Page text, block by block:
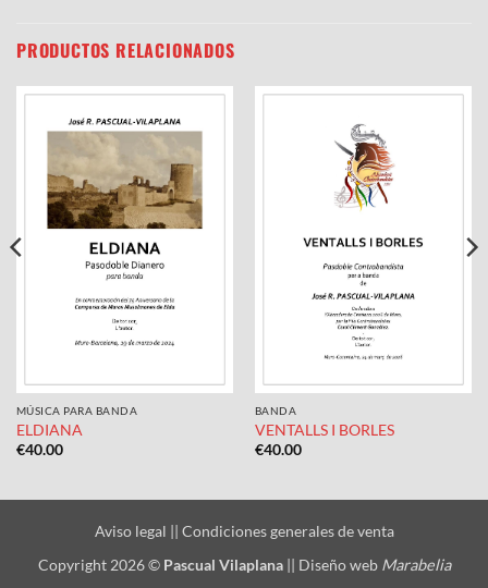
PRODUCTOS RELACIONADOS
MÚSICA PARA BANDA
ELDIANA
€40.00
BANDA
VENTALLS I BORLES
€40.00
Aviso legal || Condiciones generales de venta
Copyright 2026 © Pascual Vilaplana|| Diseño web Marabelia